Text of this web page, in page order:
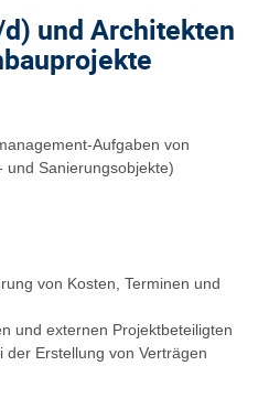
und Architekten
Aufgaben von
und Sanierungsobjekte)
von Kosten, Terminen und
und externen Projektbeteiligten
Erstellung von Verträgen